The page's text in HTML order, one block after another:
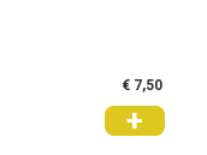
€ 7,50
+